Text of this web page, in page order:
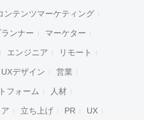
ンテンツマーケティング
ランナー マーケター
エンジニア リモート
UXデザイン 営業
フォーム 人材
立ち上げ PR UX